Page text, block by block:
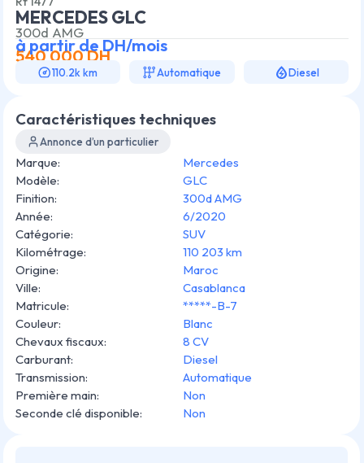
Caractéristiques techniques
Annonce d’un particulier
Marque:
Mercedes
Modèle:
GLC
Finition:
300d AMG
Année:
6/2020
Catégorie:
SUV
Kilométrage:
110 203 km
Origine:
Maroc
Ville:
Casablanca
Matricule:
*****-B-7
Couleur:
Blanc
Chevaux fiscaux:
8 CV
Carburant:
Diesel
Transmission:
Automatique
Première main:
Non
Seconde clé disponible: Non
MERCEDES GLC
300d AMG
à partir deDH/mois
540 000DH
110.2k km Automatique Diesel